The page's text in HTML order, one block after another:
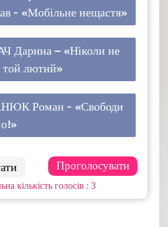
- «Мобільне нещастя»
1 ( 33.33 % )
Дарина – «Ніколи не
той лютий»
Роман - «Свободи
: 3